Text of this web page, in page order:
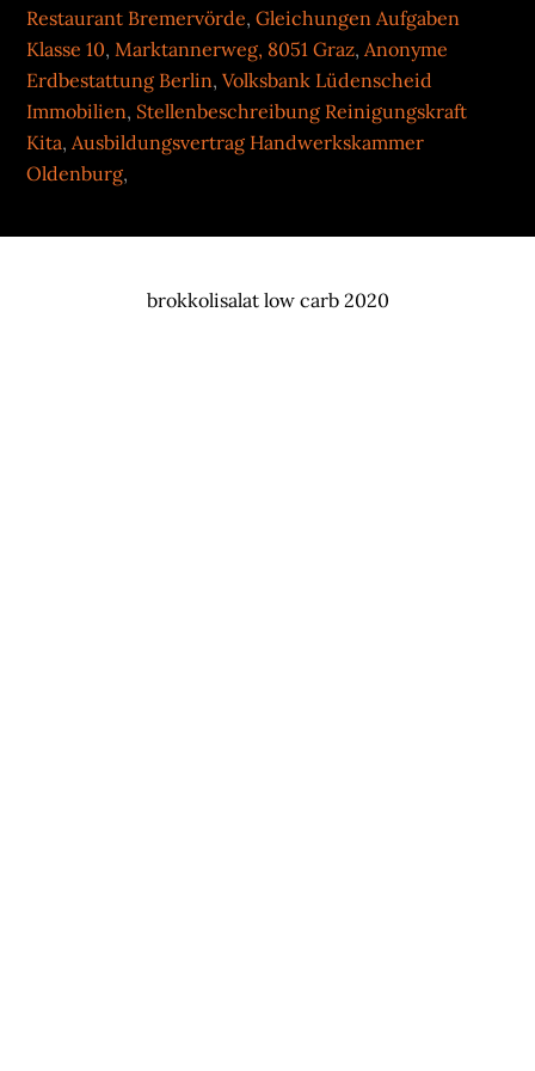
Restaurant Bremervörde,Gleichungen Aufgaben
Klasse 10,Marktannerweg, 8051 Graz,Anonyme
Erdbestattung Berlin,Volksbank Lüdenscheid
Immobilien, Stellenbeschreibung Reinigungskraft
Kita,Ausbildungsvertrag Handwerkskammer
Oldenburg,
brokkolisalat low carb 2020